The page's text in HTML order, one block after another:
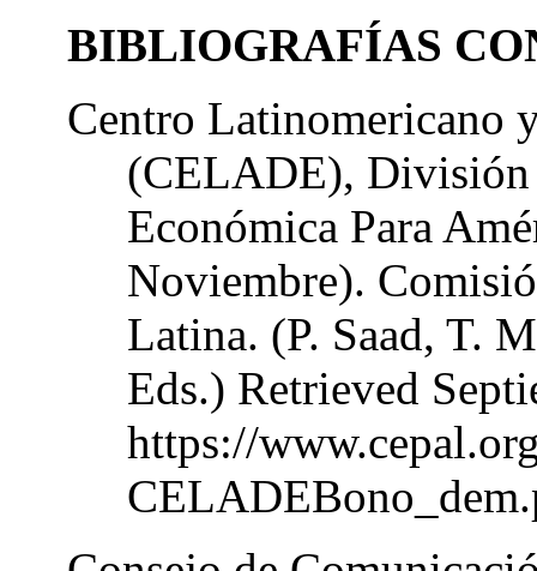
BIBLIOGRAFÍAS
Centro Latinomericano
(CELADE), División
Económica Para
Noviembre).
Latina. (P. Saad, T.
Eds.) Retrieved
https://